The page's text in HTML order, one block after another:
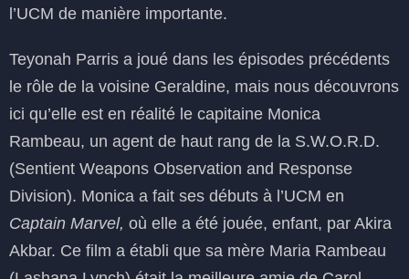
l’UCM de manière importante.
Teyonah Parris a joué dans les épisodes précédents
le rôle de la voisine Geraldine, mais nous découvrons
ici qu’elle est en réalité le capitaine Monica
Rambeau, un agent de haut rang de la S.W.O.R.D.
(Sentient Weapons Observation and Response
Division). Monica a fait ses débuts à l’UCM en
Captain Marvel, où elle a été jouée, enfant, par Akira
Akbar. Ce film a établi que sa mère Maria Rambeau